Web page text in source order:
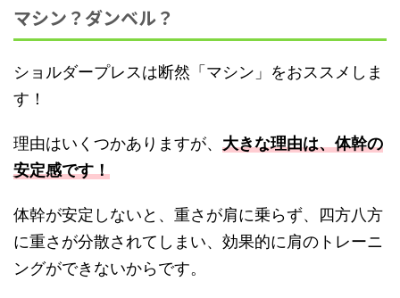
マシン？ダンベル？
ショルダープレスは断然「マシン」をおススメしま
す！
理由はいくつかありますが、 大きな理由は、体幹の
安定感です！
体幹が安定しないと、重さが肩に乗らず、四方八方
に重さが分散されてしまい、効果的に肩のトレーニ
ングができないからです。